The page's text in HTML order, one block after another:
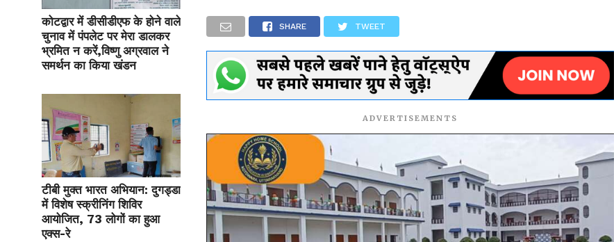
कोटद्वार में डीसीडीएफ के होने वाले
चुनाव में पंपलेट पर मेरा डालकर
भ्रमित न करें,विष्णु अग्रवाल ने
समर्थन का किया खंडन
टीबी मुक्त भारत अभियान: दुगड्डा
में विशेष स्क्रीनिंग शिविर
आयोजित, 73 लोगों का हुआ
एक्स-रे
SHARE TWEET
ADVERTISEMENTS